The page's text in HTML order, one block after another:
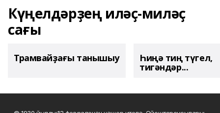
Күңелдәрҙең иләҫ-миләҫ
сағы
Трамвайҙағы танышыу Һиңә тиң түгел,
тигәндәр...